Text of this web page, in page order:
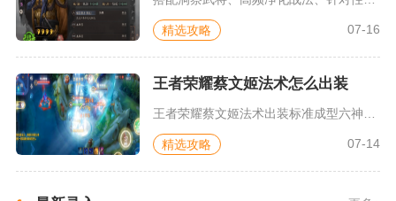
精选攻略 07-16
王者荣耀蔡文姬法术怎么出装
精选攻略 07-14